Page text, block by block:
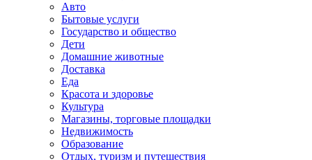
Авто
Бытовые услуги
Государство и общество
Дети
Домашние животные
Доставка
Еда
Красота и здоровье
Культура
Магазины, торговые площадки
Недвижимость
Образование
Отдых, туризм и путешествия